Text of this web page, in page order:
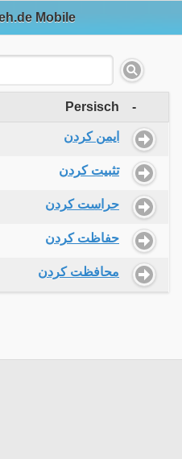
Mobile
Persisch -
ایمن کردن
تثبیت کردن
حراست کردن
حفاظت کردن
محافظت کردن